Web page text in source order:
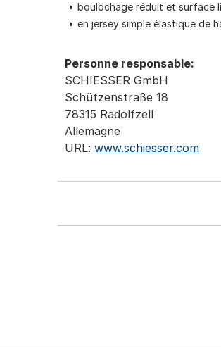
boulochage réduit et surface
en jersey simple élastique de
Personne responsable:
SCHIESSER GmbH
Schützenstraße 18
78315 Radolfzell
Allemagne
URL: www.schiesser.com